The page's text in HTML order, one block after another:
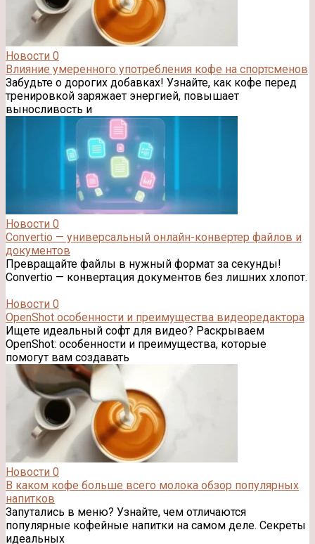
Новости 0
Влияние умеренного употребления кофе на спортсменов
Забудьте о дорогих добавках! Узнайте, как кофе перед
тренировкой заряжает энергией, повышает
выносливость и
Новости 0
Convertio — универсальный онлайн-конвертер файлов и
документов
Превращайте файлы в нужный формат за секунды!
Convertio — конвертация документов без лишних хлопот.
Новости 0
OpenShot особенности и преимущества видеоредактора
Ищете идеальный софт для видео? Раскрываем
OpenShot: особенности и преимущества, которые
помогут вам создавать
Новости 0
В каком кофе больше всего молока обзор популярных
напитков
Запутались в меню? Узнайте, чем отличаются
популярные кофейные напитки на самом деле. Секреты
идеальных